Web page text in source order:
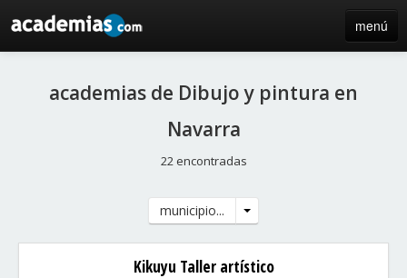
menú
blogacademias de Dibujo y pintura en
Navarra
22 encontradas
municipio...
Kikuyu Taller artístico